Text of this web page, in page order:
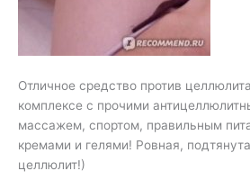
Отличное средство против
комплексе с прочими
массажем, спортом, правильным
кремами и гелями! Ровная,
целлюлит!)